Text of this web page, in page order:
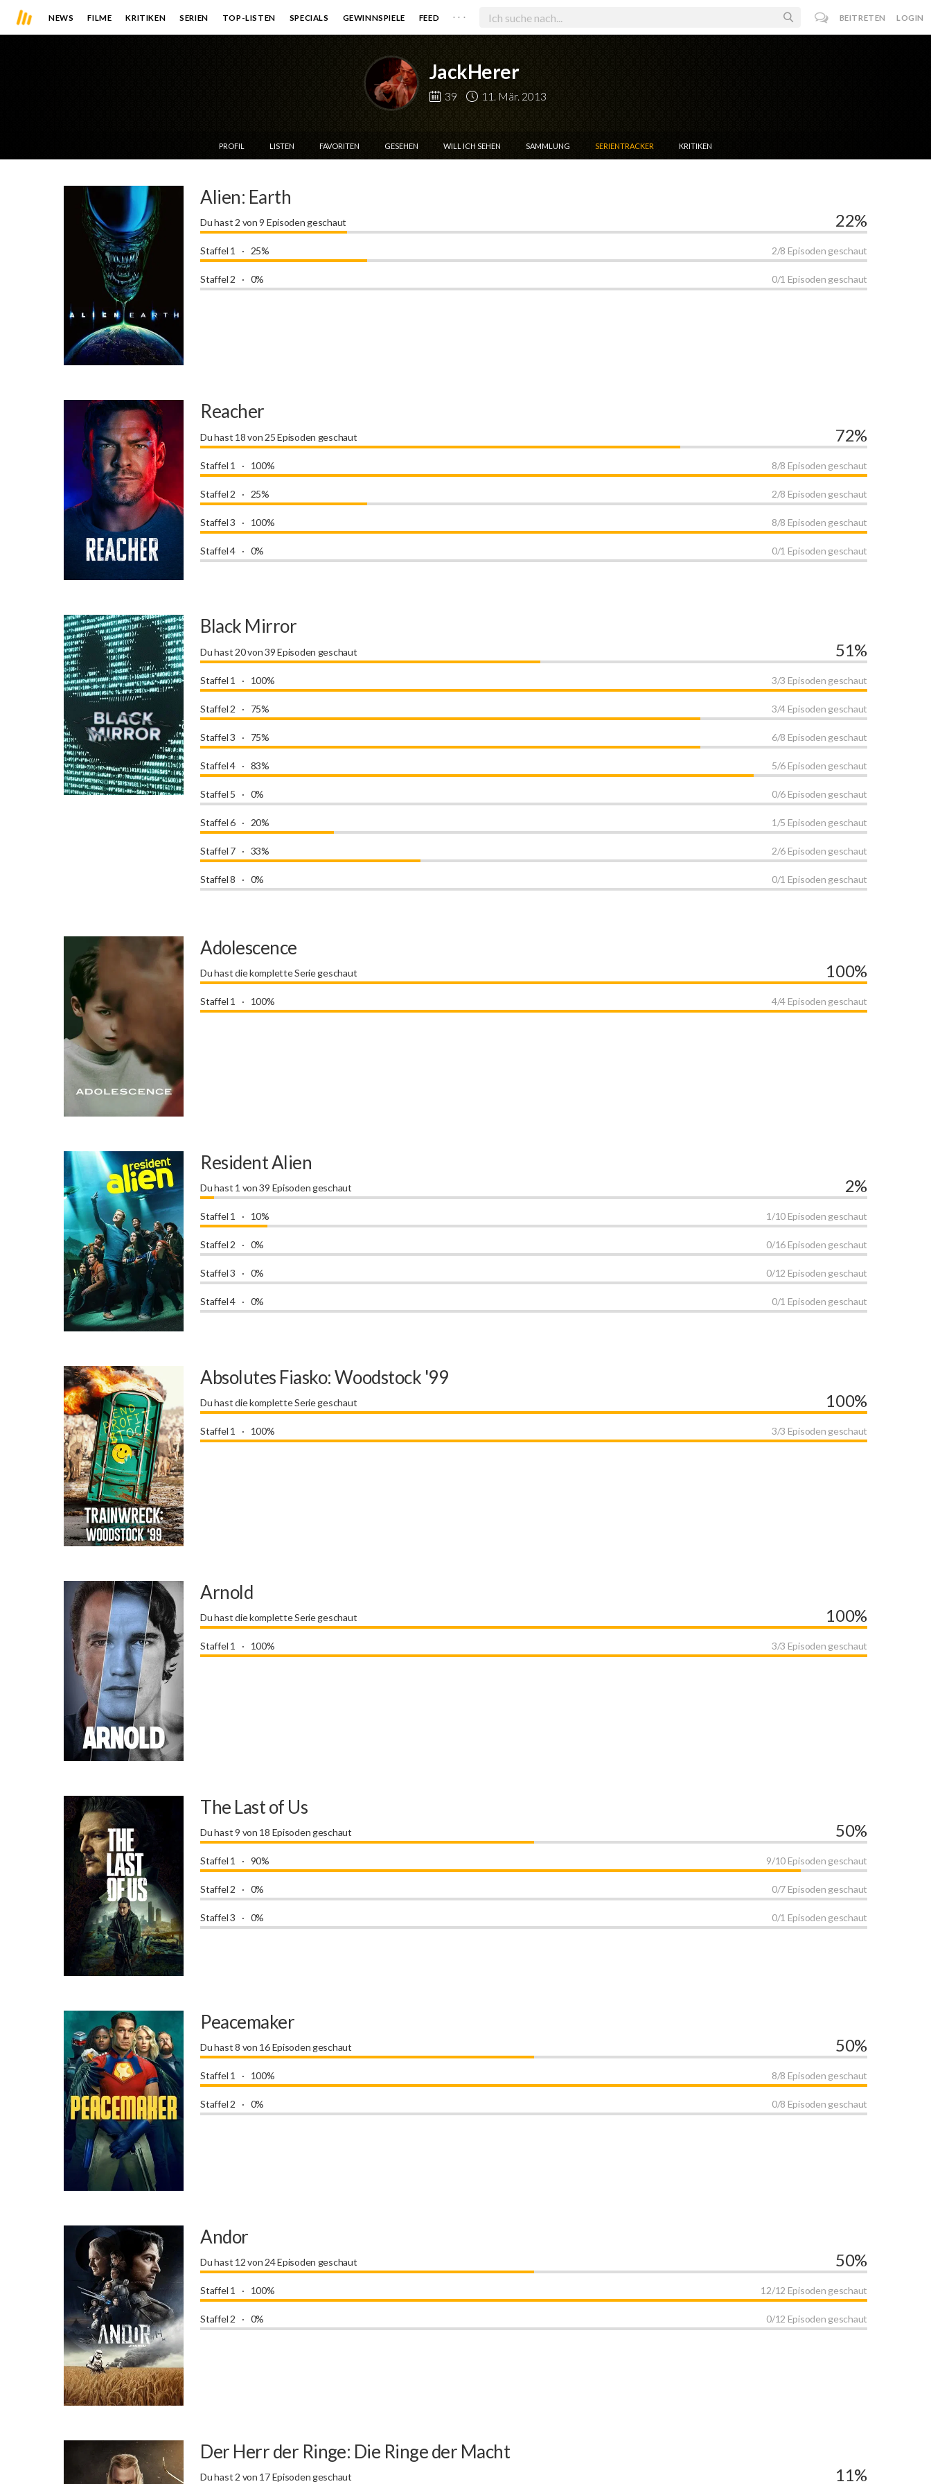
NEWS FILME KRITIKEN SERIEN TOP-LISTEN SPECIALS GEWINNSPIELE FEED . . . BEITRETEN LOGIN
JackHerer
39 11. Mär. 2013
PROFIL LISTEN FAVORITEN GESEHEN WILL ICH SEHEN SAMMLUNG SERIENTRACKER KRITIKEN
Alien: Earth
Du hast 2 von 9 Episoden geschaut 22%
Staffel 1 25% 2/8 Episoden geschaut
Staffel 2 0% 0/1 Episoden geschaut
Reacher
Du hast 18 von 25 Episoden geschaut 72%
Staffel 1 100% 8/8 Episoden geschaut
Staffel 2 25% 2/8 Episoden geschaut
Staffel 3 100% 8/8 Episoden geschaut
Staffel 4 0% 0/1 Episoden geschaut
Black Mirror
Du hast 20 von 39 Episoden geschaut 51%
Staffel 1 100% 3/3 Episoden geschaut
Staffel 2 75% 3/4 Episoden geschaut
Staffel 3 75% 6/8 Episoden geschaut
Staffel 4 83% 5/6 Episoden geschaut
Staffel 5 0% 0/6 Episoden geschaut
Staffel 6 20% 1/5 Episoden geschaut
Staffel 7 33% 2/6 Episoden geschaut
Staffel 8 0% 0/1 Episoden geschaut
Adolescence
Du hast die komplette Serie geschaut 100%
Staffel 1 100% 4/4 Episoden geschaut
Resident Alien
Du hast 1 von 39 Episoden geschaut 2%
Staffel 1 10% 1/10 Episoden geschaut
Staffel 2 0% 0/16 Episoden geschaut
Staffel 3 0% 0/12 Episoden geschaut
Staffel 4 0% 0/1 Episoden geschaut
Absolutes Fiasko: Woodstock '99
Du hast die komplette Serie geschaut 100%
Staffel 1 100% 3/3 Episoden geschaut
Arnold
Du hast die komplette Serie geschaut 100%
Staffel 1 100% 3/3 Episoden geschaut
The Last of Us
Du hast 9 von 18 Episoden geschaut 50%
Staffel 1 90% 9/10 Episoden geschaut
Staffel 2 0% 0/7 Episoden geschaut
Staffel 3 0% 0/1 Episoden geschaut
Peacemaker
Du hast 8 von 16 Episoden geschaut 50%
Staffel 1 100% 8/8 Episoden geschaut
Staffel 2 0% 0/8 Episoden geschaut
Andor
Du hast 12 von 24 Episoden geschaut 50%
Staffel 1 100% 12/12 Episoden geschaut
Staffel 2 0% 0/12 Episoden geschaut
Der Herr der Ringe: Die Ringe der Macht
Du hast 2 von 17 Episoden geschaut 11%